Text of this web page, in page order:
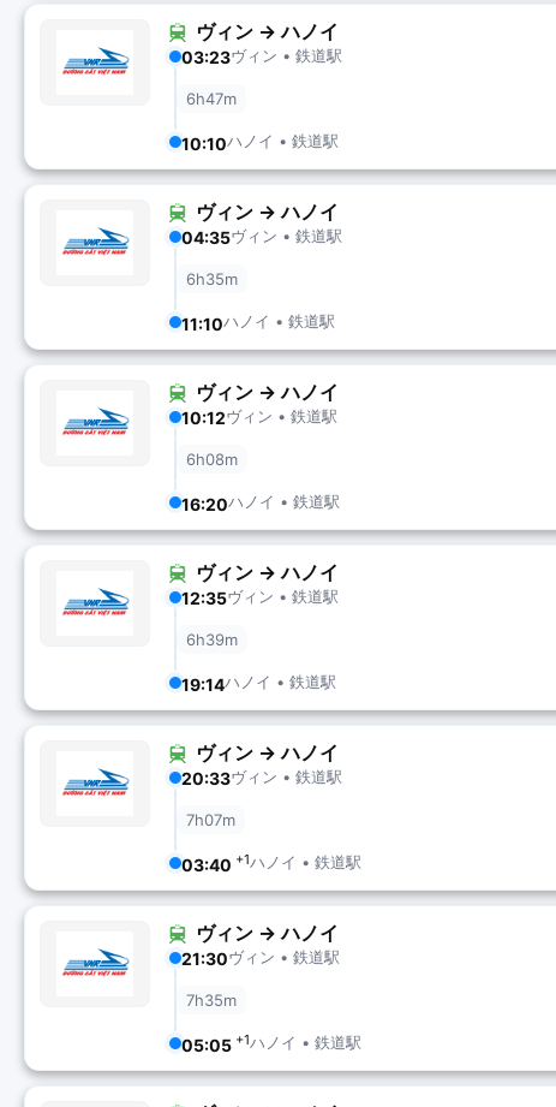
ヴィン → ハノイ
03:23ヴィン • 鉄道駅
6h47m
10:10ハノイ • 鉄道駅
ヴィン → ハノイ
04:35ヴィン • 鉄道駅
6h35m
11:10ハノイ • 鉄道駅
ヴィン → ハノイ
10:12ヴィン • 鉄道駅
6h08m
16:20ハノイ • 鉄道駅
ヴィン → ハノイ
12:35ヴィン • 鉄道駅
6h39m
19:14ハノイ • 鉄道駅
ヴィン → ハノイ
20:33ヴィン • 鉄道駅
7h07m
03:40 +1ハノイ • 鉄道駅
ヴィン → ハノイ
21:30ヴィン • 鉄道駅
7h35m
05:05 +1ハノイ • 鉄道駅